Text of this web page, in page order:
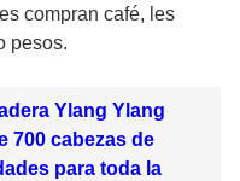
compran café, les
pesos.
Ylang Ylang
700 cabezas de
para toda la